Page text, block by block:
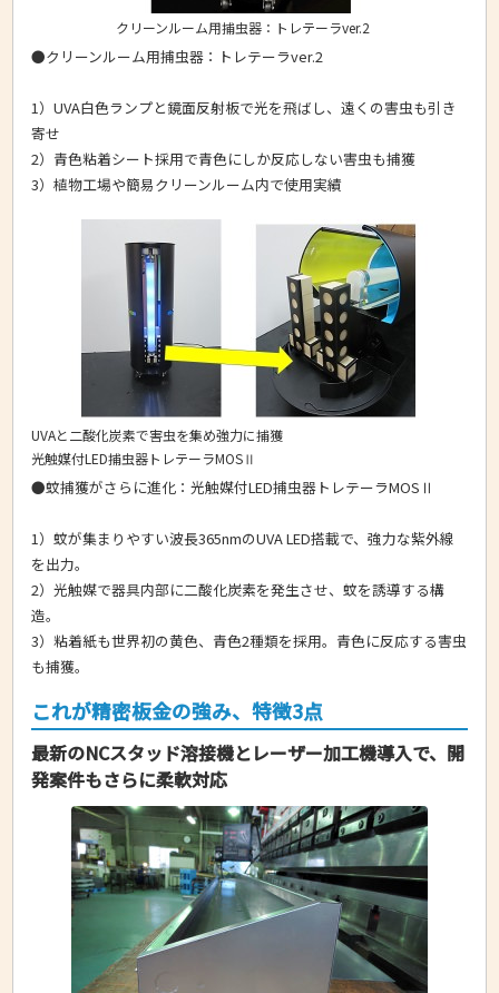
クリーンルーム用捕虫器：トレテーラver.2
●クリーンルーム用捕虫器：トレテーラver.2
1）UVA白色ランプと鏡面反射板で光を飛ばし、遠くの害虫も引き
寄せ
2）青色粘着シート採用で青色にしか反応しない害虫も捕獲
3）植物工場や簡易クリーンルーム内で使用実績
UVAと二酸化炭素で害虫を集め強力に捕獲
光触媒付LED捕虫器トレテーラMOSⅡ
●蚊捕獲がさらに進化：光触媒付LED捕虫器トレテーラMOSⅡ
1）蚊が集まりやすい波長365nmのUVA LED搭載で、強力な紫外線
を出力。
2）光触媒で器具内部に二酸化炭素を発生させ、蚊を誘導する構
造。
3）粘着紙も世界初の黄色、青色2種類を採用。青色に反応する害虫
も捕獲。
これが精密板金の強み、特徴3点
最新のNCスタッド溶接機とレーザー加工機導入で、開
発案件もさらに柔軟対応